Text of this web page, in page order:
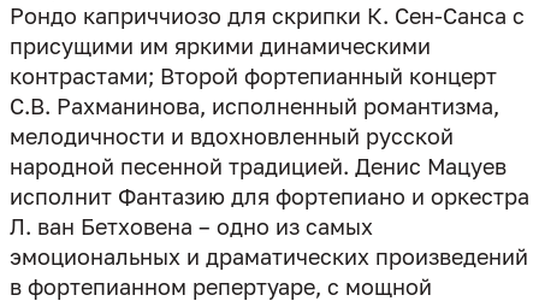
Рондо каприччиозо для скрипки К. Сен-Санса с
присущими им яркими динамическими
контрастами; Второй фортепианный концерт
С.В. Рахманинова, исполненный романтизма,
мелодичности и вдохновленный русской
народной песенной традицией. Денис Мацуев
исполнит Фантазию для фортепиано и оркестра
Л. ван Бетховена – одно из самых
эмоциональных и драматических произведений
в фортепианном репертуаре, с мощной